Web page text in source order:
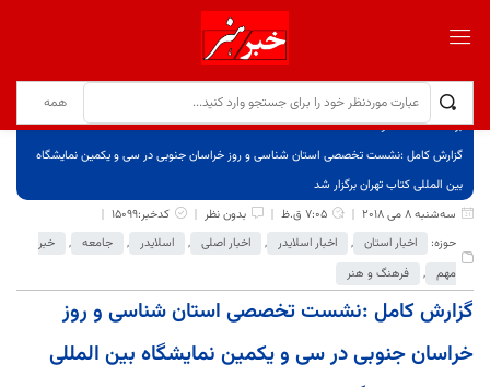
برگ نخست
نوشته‌ها
گزارش کامل :نشست تخصصی استان شناسی و روز خراسان جنوبی در سی و یکمین نمایشگاه
بین المللی کتاب تهران برگزار شد
سه‌شنبه 8 می 2018
7:05 ق.ظ بدون نظر
کدخبر:15099
حوزه:
اخبار استان , اخبار اسلایدر , اخبار اصلی , اسلایدر , جامعه ,
خبر
مهم , فرهنگ و هنر
گزارش کامل :نشست تخصصی استان شناسی و روز
خراسان جنوبی در سی و یکمین نمایشگاه بین المللی